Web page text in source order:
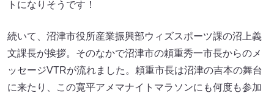
トになりそうです！
続いて、沼津市役所産業振興部ウィズスポーツ課の沼上義
文課長が挨拶。そのなかで沼津市の頼重秀一市長からのメ
ッセージVTRが流れました。頼重市長は沼津の吉本の舞台
に来たり、この寛平アメマナイトマラソンにも何度も参加